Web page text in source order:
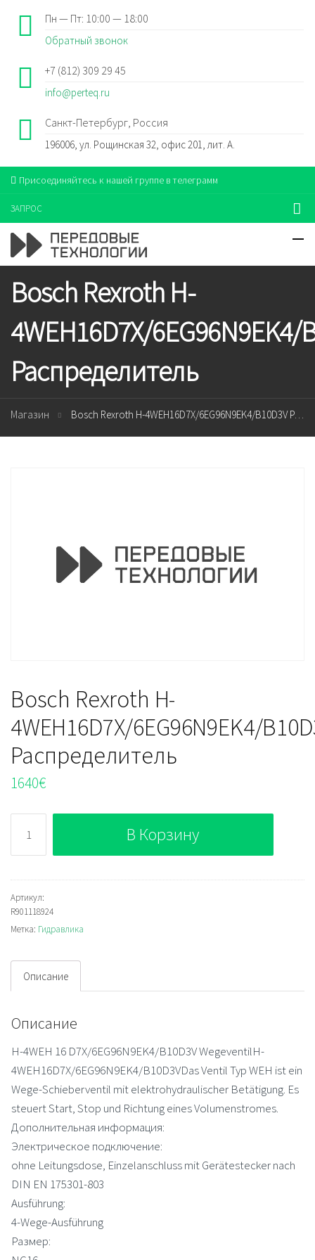
Пн — Пт: 10:00 — 18:00
Обратный звонок
+7 (812) 309 29 45
info@perteq.ru
Санкт-Петербург, Россия
196006, ул. Рощинская 32, офис 201, лит. А.
Присоединяйтесь к нашей группе в телеграмм
ЗАПРОС
Bosch Rexroth H-
4WEH16D7X/6EG96N9EK4/
Распределитель
Магазин Bosch Rexroth H-4WEH16D7X/6EG96N9EK4/B10D3V Распределитель
Bosch Rexroth H-
4WEH16D7X/6EG96N9EK4/
Распределитель
1640€
Bosch
Rexroth
H-
4WEH16D7X/6EG96N9EK4/B10D3V
Распределитель
В Корзину
Артикул:
R901118924
Метка: Гидравлика
Описание
Описание
H-4WEH 16 D7X/6EG96N9EK4/B10D3V WegeventilH-
4WEH16D7X/6EG96N9EK4/B10D3VDas Ventil Typ WEH ist ein
Wege-Schieberventil mit elektrohydraulischer Betätigung. Es
steuert Start, Stop und Richtung eines Volumenstromes.
Дополнительная информация:
Электрическое подключение:
ohne Leitungsdose, Einzelanschluss mit Gerätestecker nach
DIN EN 175301-803
Ausführung:
4-Wege-Ausführung
Размер: